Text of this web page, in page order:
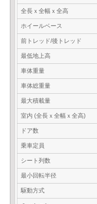
全長ｘ全幅ｘ全高
ホイールベース
前トレッド/後トレッド
最低地上高
車体重量
車体総重量
最大積載量
室内 (全長ｘ全幅ｘ全高)
ドア数
乗車定員
シート列数
最小回転半径
駆動方式